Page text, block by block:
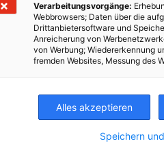
Grillen und
Verarbeitungsvorgänge:
Webbrowsers; Daten über die
Drittanbietersoftware und
Anreicherung von
von Werbung; Wiedererkennung
fremden Websites, Messung des
Alles akzeptieren
Speichern